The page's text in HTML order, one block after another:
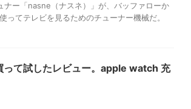
ー「nasne（ナスネ）」が、バッファローか
てテレビを見るためのチューナー機械だ。
て試したレビュー。apple watch 充